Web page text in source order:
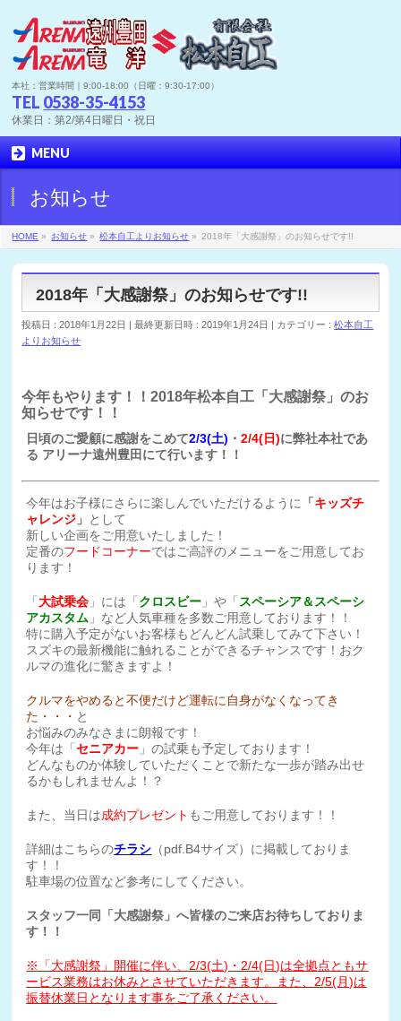
本社：営業時間｜9:00-18:00（日曜：9:30-17:00）
TEL 0538-35-4153
休業日：第2/第4日曜日・祝日
MENU
お知らせ
HOME » お知らせ » 松本自工よりお知らせ » 2018年「大感謝祭」のお知らせです!!
2018年「大感謝祭」のお知らせです!!
投稿日 : 2018年1月22日 最終更新日時 : 2019年1月24日 カテゴリー :松本自工
よりお知らせ
今年もやります！！2018年松本自工「大感謝祭」のお
知らせです！！
日頃のご愛顧に感謝をこめて2/3(土) ・2/4(日)に弊社本社であ
る アリーナ遠州豊田にて行います！！
今年はお子様にさらに楽しんでいただけるように 「 キッズチ
ャレンジ 」 として
新しい企画をご用意いたしました！
定番のフードコーナーではご高評のメニューをご用意してお
ります！
「大試乗会 」には「 クロスビー 」や「 スペーシア＆スペーシ
アカスタム 」など人気車種を多数ご用意しております！！
特に購入予定がないお客様もどんどん試乗してみて下さい！
スズキの最新機能に触れることができるチャンスです！おク
ルマの進化に驚きますよ！
クルマをやめると不便だけど運転に自身がなくなってき
た・・・ と
お悩みのみなさまに朗報です！
今年は「セニアカー 」の試乗も予定しております！
どんなものか体験していただくことで新たな一歩が踏み出せ
るかもしれませんよ！？
また、当日は成約プレゼント もご用意しております！！
詳細はこちらのチラシ （pdf.B4サイズ）に掲載しておりま
す！！
駐車場の位置など参考にしてください。
スタッフ一同「大感謝祭」へ皆様のご来店お待ちしておりま
す！！
※「大感謝祭」開催に伴い、2/3(土)・2/4(日)は全拠点ともサ
ービス業務はお休みとさせていただきます。また、2/5(月)は
振替休業日となります事をご了承ください。